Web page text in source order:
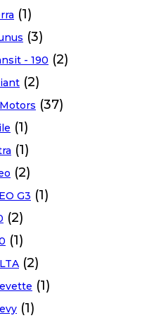
(1)
(3)
- 190 (2)
(2)
(37)
(1)
(1)
(2)
G3 (1)
(2)
(1)
(2)
(1)
(1)